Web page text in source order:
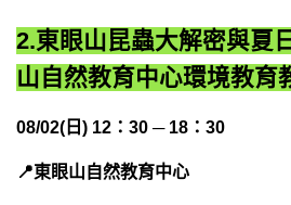
2.東眼山昆蟲大解密與夏
山自然教育中心環境教育
08/02(日) 12：30 ─ 18：30
📍東眼山自然教育中心